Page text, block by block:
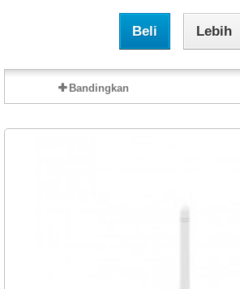
Beli Lebih
Bandingkan